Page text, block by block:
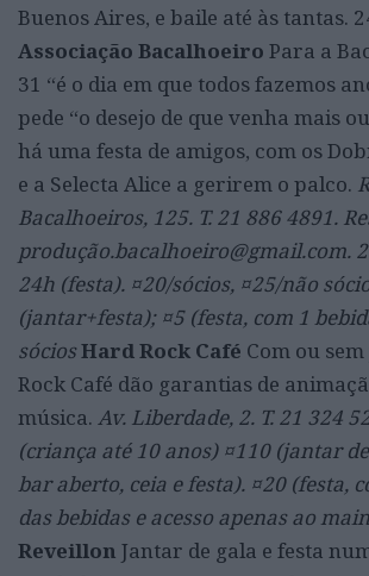
Buenos Aires, e baile até às tantas.
Associação Bacalhoeiro Para a
31 “é o dia em que todos fazemos
pede “o desejo de que venha mais
há uma festa de amigos, com os
e a Selecta Alice a gerirem o palco.
Bacalhoeiros, 125. T. 21 886 4891.
produção.bacalhoeiro@gmail.com.
24h (festa). ¤20/sócios, ¤25/não
(jantar+festa); ¤5 (festa, com 1
sóciosHard Rock Café Com ou
Rock Café dão garantias de
música. Av. Liberdade, 2. T. 21 324
(criança até 10 anos) ¤110 (jantar
bar aberto, ceia e festa). ¤20 (festa,
das bebidas e acesso apenas ao
Reveillon Jantar de gala e festa